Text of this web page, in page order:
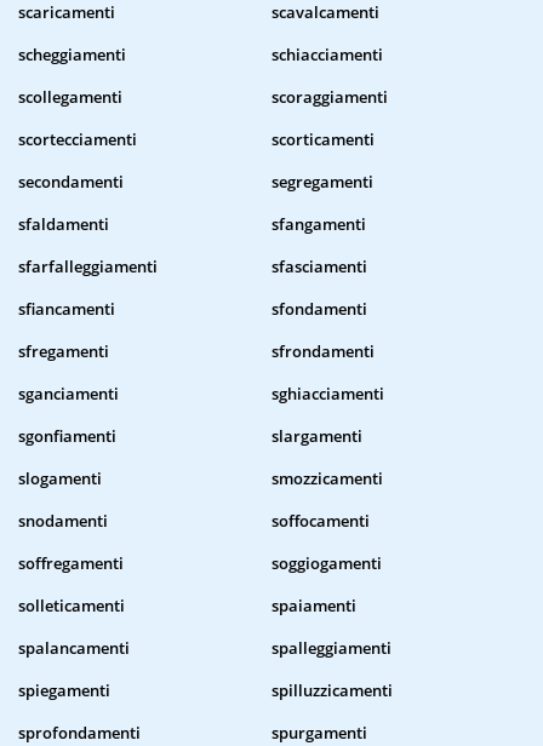
scaricamenti
scavalcamenti
scheggiamenti
schiacciamenti
scollegamenti
scoraggiamenti
scortecciamenti
scorticamenti
secondamenti
segregamenti
sfaldamenti
sfangamenti
sfarfalleggiamenti
sfasciamenti
sfiancamenti
sfondamenti
sfregamenti
sfrondamenti
sganciamenti
sghiacciamenti
sgonfiamenti
slargamenti
slogamenti
smozzicamenti
snodamenti
soffocamenti
soffregamenti
soggiogamenti
solleticamenti
spaiamenti
spalancamenti
spalleggiamenti
spiegamenti
spilluzzicamenti
sprofondamenti
spurgamenti